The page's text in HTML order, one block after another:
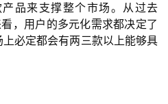
品来支撑整个市场。从过去
，用户的多元化需求都决定了
必定都会有两三款以上能够具